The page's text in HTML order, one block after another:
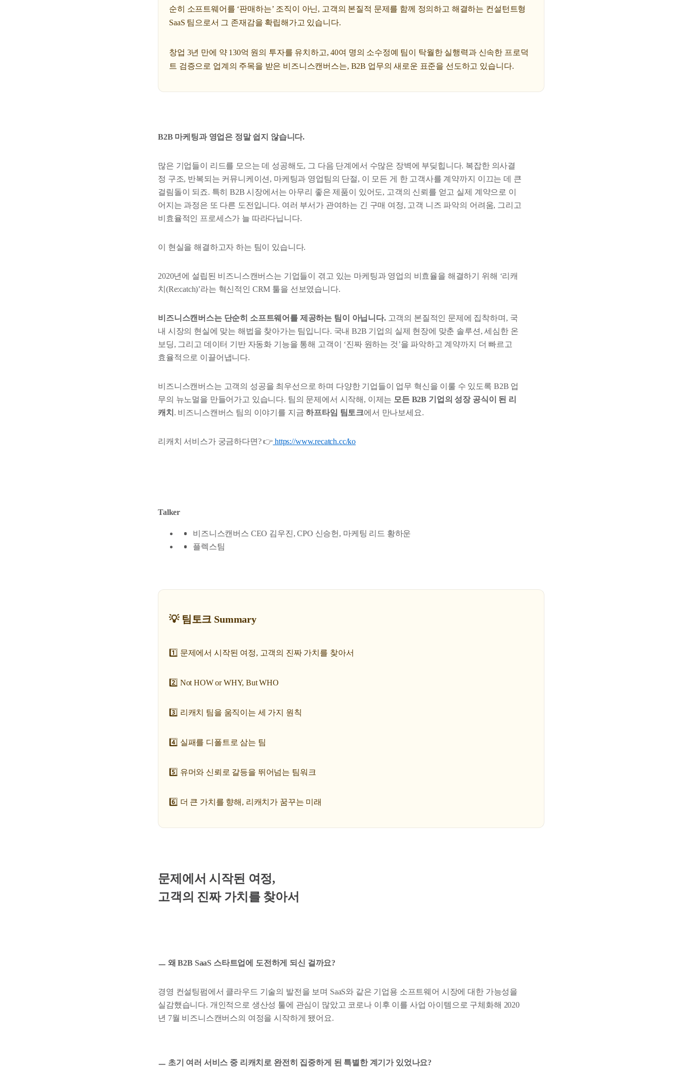
순히 소프트웨어를 ‘판매하는’ 조직이 아닌, 고객의 본질적 문제를 함께 정의하고 해결하는 컨설턴트형
SaaS 팀으로서 그 존재감을 확립해가고 있습니다.
창업 3년 만에 약 130억 원의 투자를 유치하고, 40여 명의 소수정예 팀이 탁월한 실행력과 신속한 프로덕
트 검증으로 업계의 주목을 받은 비즈니스캔버스는, B2B 업무의 새로운 표준을 선도하고 있습니다.
B2B 마케팅과 영업은 정말 쉽지 않습니다.
많은 기업들이 리드를 모으는 데 성공해도, 그 다음 단계에서 수많은 장벽에 부딪힙니다. 복잡한 의사결
정 구조, 반복되는 커뮤니케이션, 마케팅과 영업팀의 단절, 이 모든 게 한 고객사를 계약까지 이끄는 데 큰
걸림돌이 되죠. 특히 B2B 시장에서는 아무리 좋은 제품이 있어도, 고객의 신뢰를 얻고 실제 계약으로 이
어지는 과정은 또 다른 도전입니다. 여러 부서가 관여하는 긴 구매 여정, 고객 니즈 파악의 어려움, 그리고
비효율적인 프로세스가 늘 따라다닙니다.
이 현실을 해결하고자 하는 팀이 있습니다.
2020년에 설립된 비즈니스캔버스는 기업들이 겪고 있는 마케팅과 영업의 비효율을 해결하기 위해 ‘리캐
치(Re:catch)’라는 혁신적인 CRM 툴을 선보였습니다.
비즈니스캔버스는 단순히 소프트웨어를 제공하는 팀이 아닙니다.고객의 본질적인 문제에 집착하며, 국
내 시장의 현실에 맞는 해법을 찾아가는 팀입니다. 국내 B2B 기업의 실제 현장에 맞춘 솔루션, 세심한 온
보딩, 그리고 데이터 기반 자동화 기능을 통해 고객이 ‘진짜 원하는 것’을 파악하고 계약까지 더 빠르고
효율적으로 이끌어냅니다.
비즈니스캔버스는 고객의 성공을 최우선으로 하며 다양한 기업들이 업무 혁신을 이룰 수 있도록 B2B 업
무의 뉴노멀을 만들어가고 있습니다. 팀의 문제에서 시작해, 이제는 모든 B2B 기업의 성장 공식이 된 리
캐치 . 비즈니스캔버스 팀의 이야기를 지금하프타임 팀토크에서 만나보세요.
리캐치 서비스가 궁금하다면? 👉 https://www.recatch.cc/ko
Talker
비즈니스캔버스 CEO 김우진, CPO 신승헌, 마케팅 리드 황하운
플렉스팀
💡 팀토크 Summary
1️⃣ 문제에서 시작된 여정, 고객의 진짜 가치를 찾아서
2️⃣ Not HOW or WHY, But WHO
3️⃣ 리캐치 팀을 움직이는 세 가지 원칙
4️⃣ 실패를 디폴트로 삼는 팀
5️⃣ 유머와 신뢰로 갈등을 뛰어넘는 팀워크
6️⃣ 더 큰 가치를 향해, 리캐치가 꿈꾸는 미래
문제에서 시작된 여정,
고객의 진짜 가치를 찾아서
ㅡ 왜 B2B SaaS 스타트업에 도전하게 되신 걸까요?
경영 컨설팅펌에서 클라우드 기술의 발전을 보며 SaaS와 같은 기업용 소프트웨어 시장에 대한 가능성을
실감했습니다. 개인적으로 생산성 툴에 관심이 많았고 코로나 이후 이를 사업 아이템으로 구체화해 2020
년 7월 비즈니스캔버스의 여정을 시작하게 됐어요.
ㅡ 초기 여러 서비스 중 리캐치로 완전히 집중하게 된 특별한 계기가 있었나요?